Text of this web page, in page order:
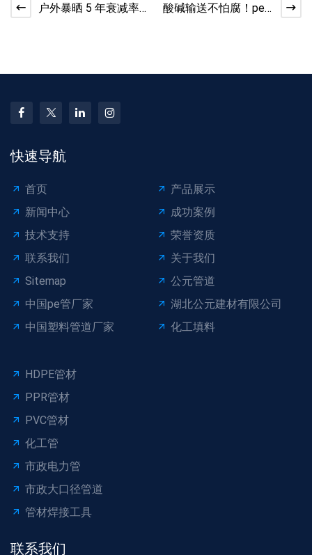
户外暴晒 5 年衰减率
酸碱输送不怕腐！pe
快速导航
首页
产品展示
新闻中心
成功案例
技术支持
荣誉资质
联系我们
关于我们
Sitemap
公元管道
中国pe管厂家
湖北公元建材有限公司
中国塑料管道厂家
化工填料
HDPE管材
PPR管材
PVC管材
化工管
市政电力管
市政大口径管道
管材焊接工具
联系我们